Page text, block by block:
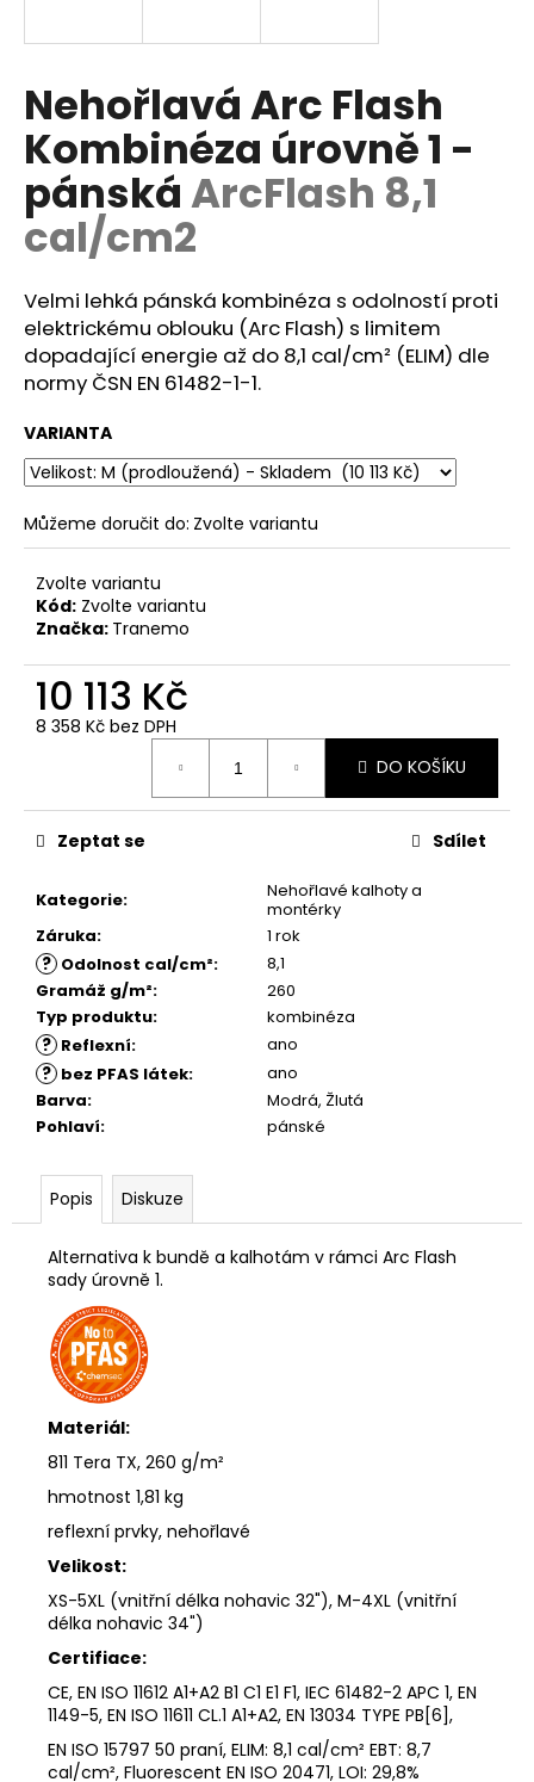
Nehořlavá Arc Flash
Kombinéza úrovně 1 -
pánskáArcFlash 8,1
cal/cm2
Velmi lehká pánská kombinéza s odolností proti
elektrickému oblouku (Arc Flash) s limitem
dopadající energie až do 8,1 cal/cm² (ELIM) dle
normy ČSN EN 61482-1-1.
VARIANTA
Můžeme doručit do: Zvolte variantu
Zvolte variantu
Kód: Zvolte variantu
Značka: Tranemo
10 113 Kč
8 358 Kč bez DPH
DO KOŠÍKU
Kategorie:
Nehořlavé kalhoty a
montérky
Záruka: 1 rok
? Odolnost cal/cm²:
8,1
Gramáž g/m²:
260
Typ produktu: kombinéza
? Reflexní: ano
? bez PFAS látek:
ano
Barva:
Modrá, Žlutá
Pohlaví: pánské
Zeptat se Sdílet
Popis Diskuze
Alternativa k bundě a kalhotám v rámci Arc Flash
sady úrovně 1.
Materiál:
811 Tera TX, 260 g/m²
hmotnost 1,81 kg
reflexní prvky, nehořlavé
Velikost:
XS-5XL (vnitřní délka nohavic 32"), M-4XL (vnitřní
délka nohavic 34")
Certifiace:
CE, EN ISO 11612 A1+A2 B1 C1 E1 F1, IEC 61482-2 APC 1, EN
1149-5, EN ISO 11611 CL.1 A1+A2, EN 13034 TYPE PB[6],
EN ISO 15797 50 praní, ELIM: 8,1 cal/cm² EBT: 8,7
cal/cm², Fluorescent EN ISO 20471, LOI: 29,8%
í
t
?
D
p
o
r
u
č
e
m
e